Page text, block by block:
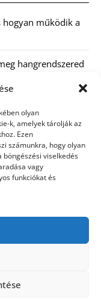
olyan
k, amelyek tárolják az
Ezen
számunkra, hogy olyan
böngészési viselkedés
vagy
funkciókat és
hogyan működik a
hangrendszered
kell figyelni?
mit
biztosít